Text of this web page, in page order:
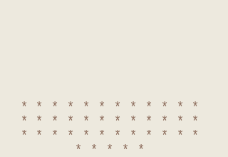
************
************
************
*****